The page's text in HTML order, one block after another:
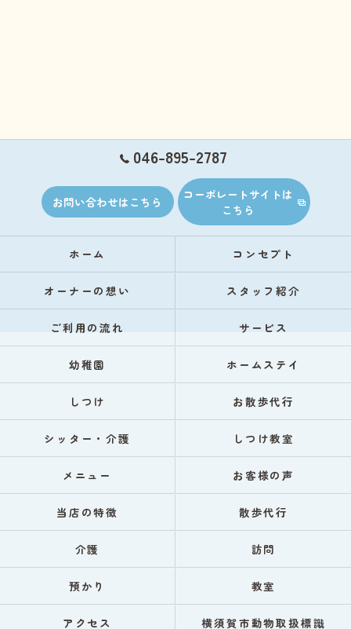
046-895-2787
お問い合わせはこちら
コーポレートサイトは
こちら
ホーム コンセプト
オーナーの想い スタッフ紹介
ご利用の流れ サービス
幼稚園 ホームステイ
しつけ お散歩代行
シッター・介護 しつけ教室
メニュー お客様の声
当店の特徴 散歩代行
介護 訪問
預かり 教室
アクセス 横須賀市動物取扱標識